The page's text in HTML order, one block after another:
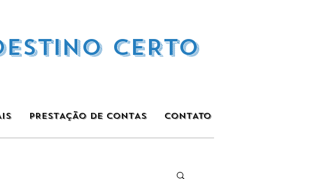
CERTO
PRESTAÇÃO DE CONTAS CONTATO